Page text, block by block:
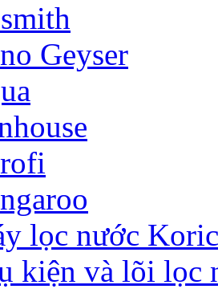
Geyser
lọc nước
kiện và lõi lọc